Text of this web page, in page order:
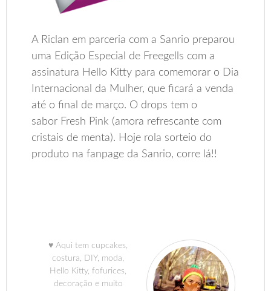
A Riclan em parceria com a Sanrio preparou
uma Edição Especial de Freegells com a
assinatura Hello Kitty para comemorar o Dia
Internacional da Mulher, que ficará a venda
até o final de março. O drops tem o
sabor Fresh Pink (amora refrescante com
cristais de menta). Hoje rola sorteio do
produto na fanpage da Sanrio, corre lá!!
♥ Aqui tem cupcakes,
costura, DIY, moda,
Hello Kitty, fofurices,
decoração e muito